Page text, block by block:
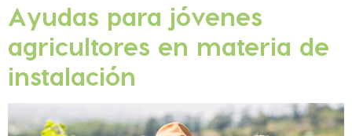
Ayudas para jóvenes
agricultores en materia de
instalación